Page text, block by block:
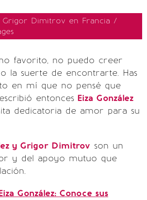
Grigor Dimitrov en Francia /
favorito, no puedo creer
la suerte de encontrarte. Has
en mí que no pensé que
entonces Eiza González
dedicatoria de amor para su
y Grigor Dimitrov son un
y del apoyo mutuo que
González: Conoce sus